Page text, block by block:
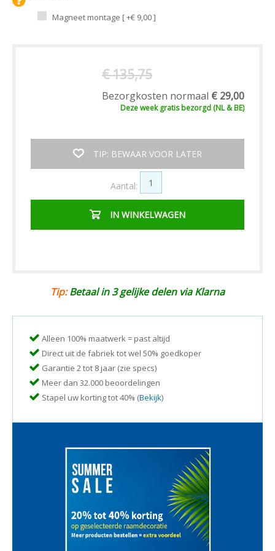
Magneet montage [ +€ 9,00 ]
€ 135,75
Bezorgkosten normaal € 29,00
Deze weekgratisbezorgd (NL & BE)
TIP: BEWAAR VOOR LATER
Aantal:
IN WINKELWAGEN
Tip:Betaal in 3 gelijke delen via Klarna
Alleen 100% maatwerk = past altijd
Direct uit de fabriek tot wel 50% goedkoper
Garantie 2 tot 8 jaar (zie specs)
Meer dan 32.000 beoordelingen
Stapel uw korting tot 40% (Bekijk)